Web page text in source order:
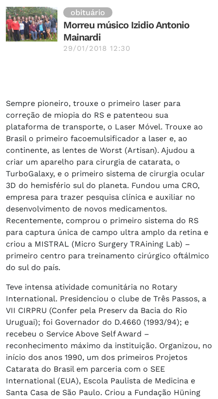
obituário
Morreu músico Izidio Antonio
Mainardi
29/01/2018 12:30
Sempre pioneiro, trouxe o primeiro laser para
correção de miopia do RS e patenteou sua
plataforma de transporte, o Laser Móvel. Trouxe ao
Brasil o primeiro facoemulsificador a laser e, ao
continente, as lentes de Worst (Artisan). Ajudou a
criar um aparelho para cirurgia de catarata, o
TurboGalaxy, e o primeiro sistema de cirurgia ocular
3D do hemisfério sul do planeta. Fundou uma CRO,
empresa para trazer pesquisa clínica e auxiliar no
desenvolvimento de novos medicamentos.
Recentemente, comprou o primeiro sistema do RS
para captura única de campo ultra amplo da retina e
criou a MISTRAL (Micro Surgery TRAining Lab) –
primeiro centro para treinamento cirúrgico oftálmico
do sul do país.
Teve intensa atividade comunitária no Rotary
International. Presidenciou o clube de Três Passos, a
VII CIRPRU (Confer pela Preserv da Bacia do Rio
Uruguai); foi Governador do D.4660 (1993/94); e
recebeu o Service Above Self Award –
reconhecimento máximo da instituição. Organizou, no
início dos anos 1990, um dos primeiros Projetos
Catarata do Brasil em parceria com o SEE
International (EUA), Escola Paulista de Medicina e
Santa Casa de São Paulo. Criou a Fundação Hüning